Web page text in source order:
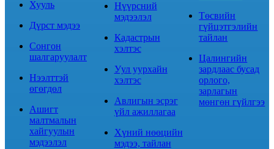
Хууль
Дүрст мэдээ
Сонгон
шалгаруулалт
Нээлттэй
өгөгдөл
Ашигт
малтмалын
хайгуулын
мэдээлэл
Нүүрсний
мэдээлэл
Кадастрын
хэлтэс
Уул уурхайн
хэлтэс
Авлигын эсрэг
үйл ажиллагаа
Хүний нөөцийн
мэдээ, тайлан
Төсвийн
гүйцэтгэлийн
тайлан
Цалингийн
зардлаас бусад
орлого,
зарлагын
мөнгөн гүйлгээ